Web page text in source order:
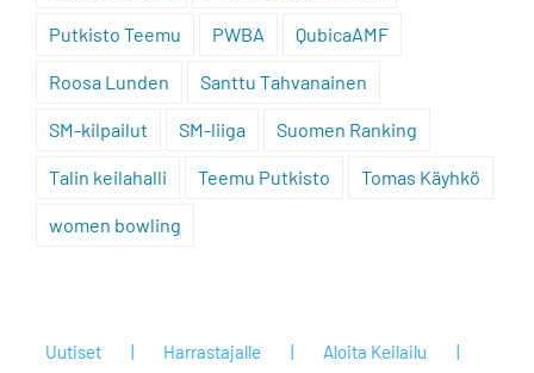
Putkisto Teemu PWBA QubicaAMF
Roosa Lunden Santtu Tahvanainen
SM-kilpailut SM-liiga Suomen Ranking
Talin keilahalli Teemu Putkisto Tomas Käyhkö
women bowling
Uutiset Harrastajalle
Aloita Keilailu